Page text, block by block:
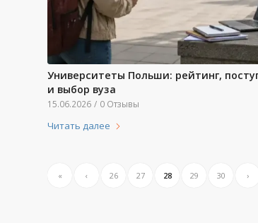
Университеты Польши: рейтинг,
и выбор вуза
15.06.2026 / 0 Отзывы
Читать далее
« ‹ 26 27 28 29 30 ›